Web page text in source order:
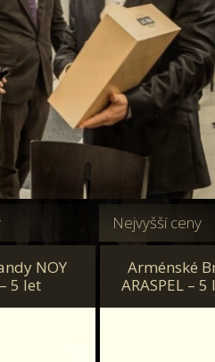
Nejvyšší ceny
NOY
5 let
Arménské
ARASPEL –